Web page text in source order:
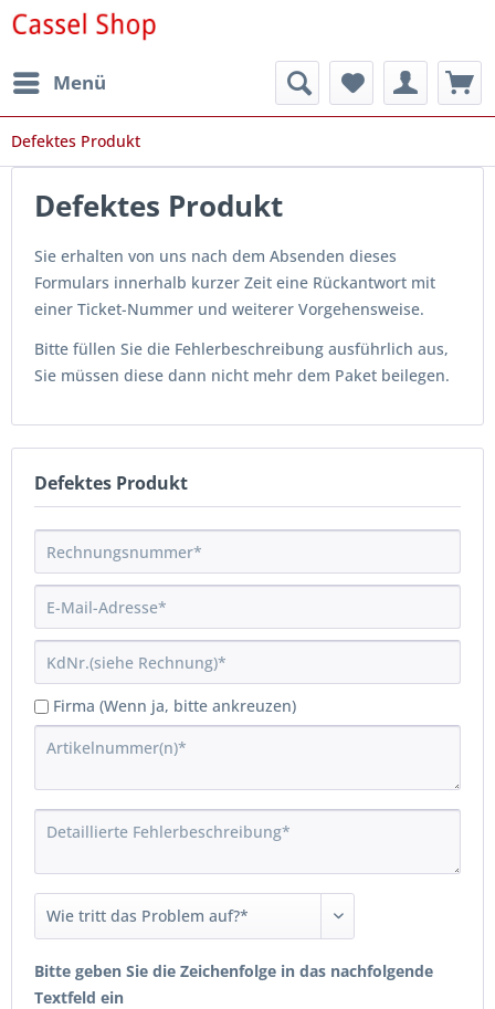
Menü
Defektes Produkt
Defektes Produkt
Sie erhalten von uns nach dem Absenden dieses
Formulars innerhalb kurzer Zeit eine Rückantwort mit
einer Ticket-Nummer und weiterer Vorgehensweise.
Bitte füllen Sie die Fehlerbeschreibung ausführlich aus,
Sie müssen diese dann nicht mehr dem Paket beilegen.
Defektes Produkt
Firma (Wenn ja, bitte ankreuzen)
Bitte geben Sie die Zeichenfolge in das nachfolgende
Textfeld ein